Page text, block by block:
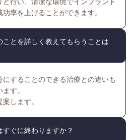
率を上げることができます。
ことを詳しく教えてもらうことは
することのできる治療との違いも
す。
します。
ぐに終わりますか？